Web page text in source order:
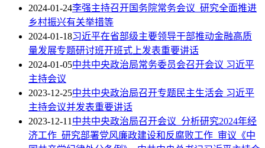
2024-01-24李强主持召开国务院常务会议 研究全面推进
乡村振兴有关举措等
2024-01-18习近平在省部级主要领导干部推动金融高质
量发展专题研讨班开班式上发表重要讲话
2024-01-05中共中央政治局常务委员会召开会议 习近平
主持会议
2023-12-25中共中央政治局召开专题民主生活会 习近平
主持会议并发表重要讲话
2023-12-11中共中央政治局召开会议 分析研究2024年经
济工作 研究部署党风廉政建设和反腐败工作 审议《中